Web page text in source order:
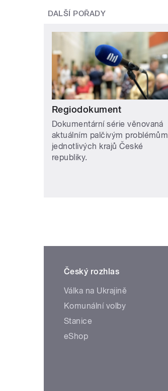
DALŠÍ POŘADY
Regiodokument
Dokumentární série věnovaná
aktuálním palčivým problémům
jednotlivých krajů České
republiky.
Český rozhlas
Válka na Ukrajině
Komunální volby
Stanice
eShop